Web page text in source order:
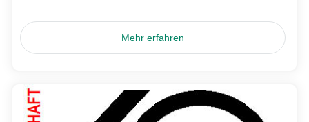
Mehr erfahren